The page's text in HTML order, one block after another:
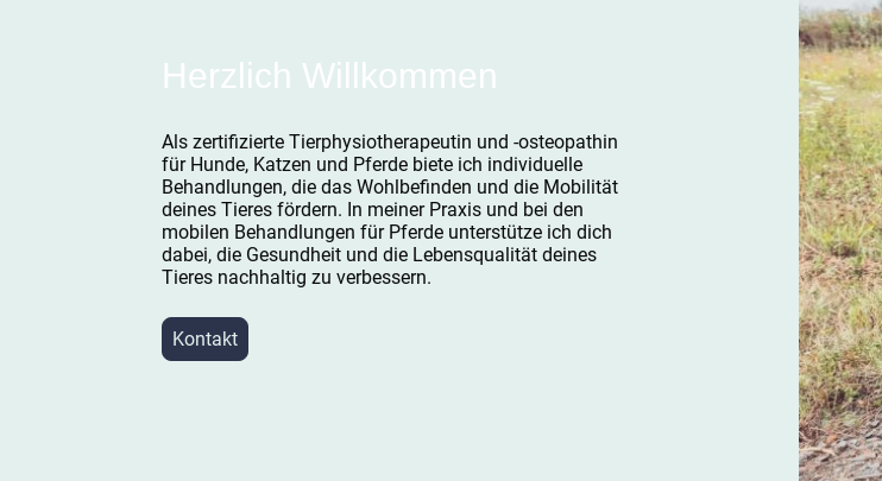
Herzlich Willkommen
Als zertifizierte Tierphysiotherapeutin und -osteopathin
für Hunde, Katzen und Pferde biete ich individuelle
Behandlungen, die das Wohlbefinden und die Mobilität
deines Tieres fördern. In meiner Praxis und bei den
mobilen Behandlungen für Pferde unterstütze ich dich
dabei, die Gesundheit und die Lebensqualität deines
Tieres nachhaltig zu verbessern.
Kontakt